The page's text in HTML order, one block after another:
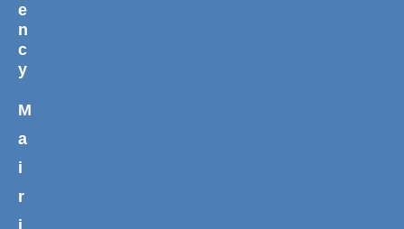
e
n
c
y
M
a
i
r
i